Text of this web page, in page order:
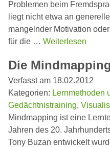
Problemen beim
liegt nicht etwa an
mangelnder Motivation
für die … Weiterlesen
Die
Verfasst am 18.02.2012
Kategorien: Lernmethoden
Gedächtnistraining,
Mindmapping ist eine
Jahren des 20.
Tony Buzan entwickelt